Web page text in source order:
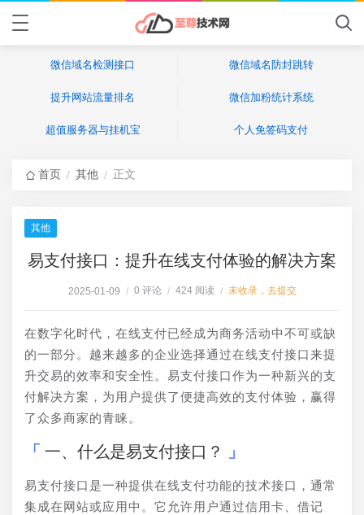
微信域名检测接口 微信域名防封跳转
提升网站流量排名 微信加粉统计系统
超值服务器与挂机宝 个人免签码支付
首页 / 其他 / 正文
其他
易支付接口：提升在线支付体验的解决方案
2025-01-09 / 0 评论 / 424 阅读 / 未收录，去提交
在数字化时代，在线支付已经成为商务活动中不可或缺
的一部分。越来越多的企业选择通过在线支付接口来提
升交易的效率和安全性。易支付接口作为一种新兴的支
付解决方案，为用户提供了便捷高效的支付体验，赢得
了众多商家的青睐。
一、什么是易支付接口？
易支付接口是一种提供在线支付功能的技术接口，通常
集成在网站或应用中。它允许用户通过信用卡、借记